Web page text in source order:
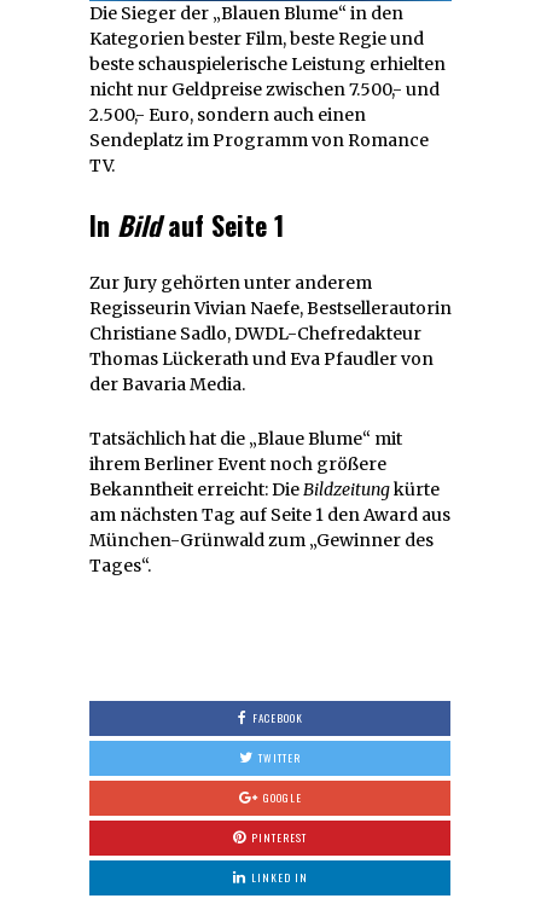
Die Sieger der „Blauen Blume“ in den
Kategorien bester Film, beste Regie und
beste schauspielerische Leistung erhielten
nicht nur Geldpreise zwischen 7.500,- und
2.500,- Euro, sondern auch einen
Sendeplatz im Programm von Romance
TV.
In Bildauf Seite 1
Zur Jury gehörten unter anderem
Regisseurin Vivian Naefe, Bestsellerautorin
Christiane Sadlo, DWDL-Chefredakteur
Thomas Lückerath und Eva Pfaudler von
der Bavaria Media.
Tatsächlich hat die „Blaue Blume“ mit
ihrem Berliner Event noch größere
Bekanntheit erreicht: DieBildzeitungkürte
am nächsten Tag auf Seite 1 den Award aus
München-Grünwald zum „Gewinner des
Tages“.
FACEBOOK
TWITTER
GOOGLE
PINTEREST
LINKED IN